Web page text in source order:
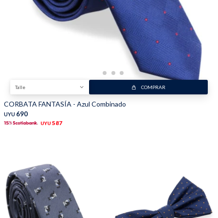
Talle COMPRAR
CORBATA FANTASÍA - Azul Combinado
UYU 690
UYU 587
Trabaja con nosotros